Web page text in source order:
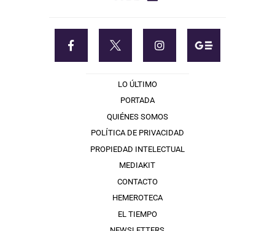
LO ÚLTIMO
PORTADA
QUIÉNES SOMOS
POLÍTICA DE PRIVACIDAD
PROPIEDAD INTELECTUAL
MEDIAKIT
CONTACTO
HEMEROTECA
EL TIEMPO